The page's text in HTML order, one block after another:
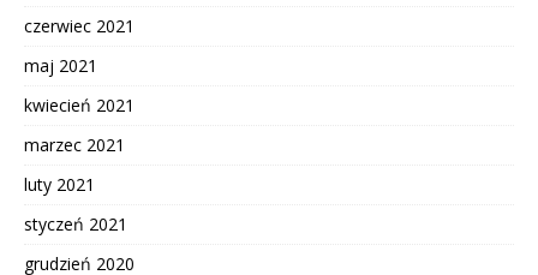
czerwiec 2021
maj 2021
kwiecień 2021
marzec 2021
luty 2021
styczeń 2021
grudzień 2020